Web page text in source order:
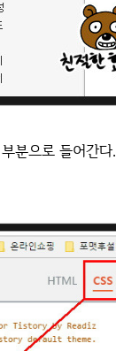
분으로 들어간다.